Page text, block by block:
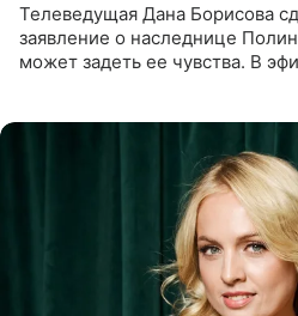
Телеведущая Дана Борисова
заявление о наследнице
может задеть ее чувства. В